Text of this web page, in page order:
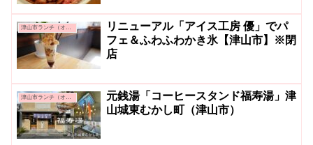
津山市ランチ（オシャレ系・カフェ系）
リニューアル「アイス工房 優」でパ
フェ＆ふわふわかき氷【津山市】※閉
店
元銭湯「コーヒースタンド福寿湯」津
山城東むかし町（津山市）